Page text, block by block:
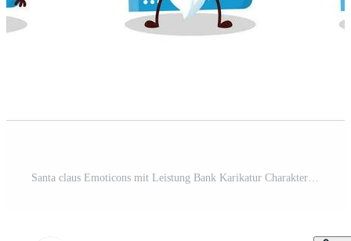
Santa claus Emoticons mit Leistung Bank Karikatur Charakter Kostenloser Vektor und Kostenloses SVG